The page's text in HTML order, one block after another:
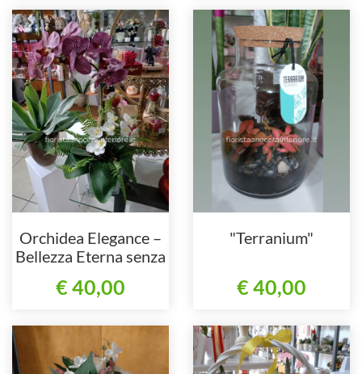
Orchidea Elegance –
Bellezza Eterna senza
€ 40,00
"Terranium"
€ 40,00